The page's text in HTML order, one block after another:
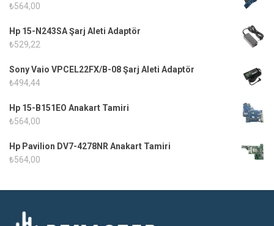
₺564,00
Hp 15-N243SA Şarj Aleti Adaptör
₺529,22
Sony Vaio VPCEL22FX/B-08 Şarj Aleti Adaptör
₺494,44
Hp 15-B151EO Anakart Tamiri
₺564,00
Hp Pavilion DV7-4278NR Anakart Tamiri
₺564,00